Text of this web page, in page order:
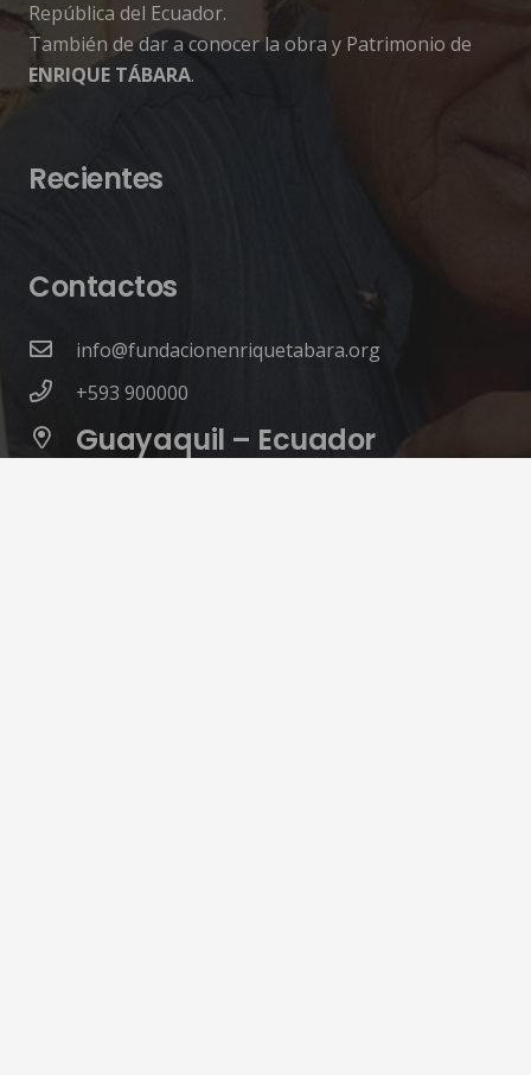
República del Ecuador.
También de dar a conocer la obra y Patrimonio de
ENRIQUE TÁBARA.
Recientes
Contactos
info@fundacionenriquetabara.org
+593 900000
Guayaquil – Ecuador